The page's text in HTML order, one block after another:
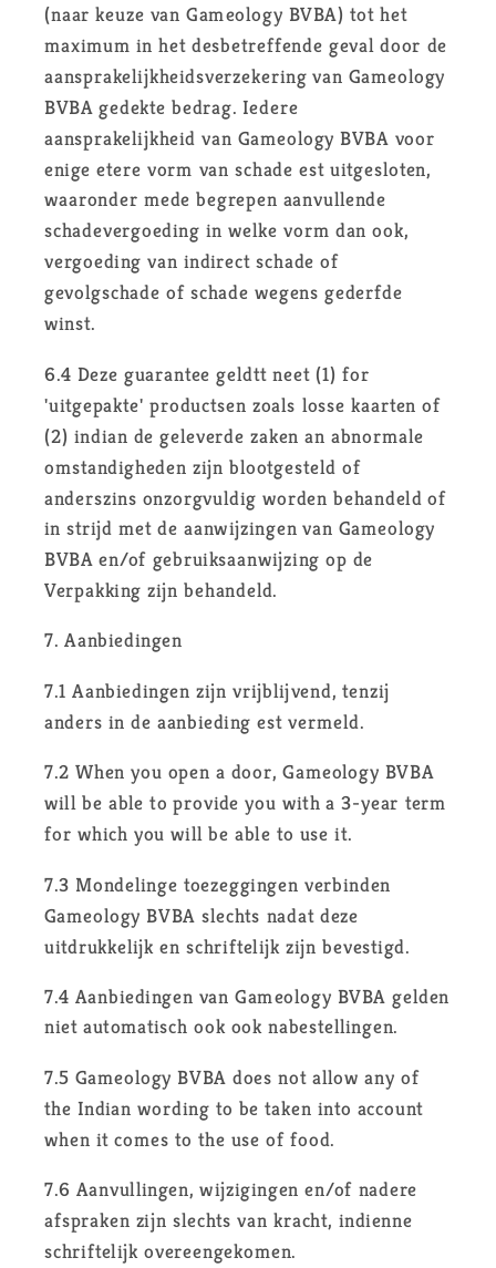
(naar keuze van Gameology BVBA) tot het
maximum in het desbetreffende geval door de
aansprakelijkheidsverzekering van Gameology
BVBA gedekte bedrag. Iedere
aansprakelijkheid van Gameology BVBA voor
enige etere vorm van schade est uitgesloten,
waaronder mede begrepen aanvullende
schadevergoeding in welke vorm dan ook,
vergoeding van indirect schade of
gevolgschade of schade wegens gederfde
winst.
6.4 Deze guarantee geldtt neet (1) for
'uitgepakte' productsen zoals losse kaarten of
(2) indian de geleverde zaken an abnormale
omstandigheden zijn blootgesteld of
anderszins onzorgvuldig worden behandeld of
in strijd met de aanwijzingen van Gameology
BVBA en/of gebruiksaanwijzing op de
Verpakking zijn behandeld.
7. Aanbiedingen
7.1 Aanbiedingen zijn vrijblijvend, tenzij
anders in de aanbieding est vermeld.
7.2 When you open a door, Gameology BVBA
will be able to provide you with a 3-year term
for which you will be able to use it.
7.3 Mondelinge toezeggingen verbinden
Gameology BVBA slechts nadat deze
uitdrukkelijk en schriftelijk zijn bevestigd.
7.4 Aanbiedingen van Gameology BVBA gelden
niet automatisch ook ook nabestellingen.
7.5 Gameology BVBA does not allow any of
the Indian wording to be taken into account
when it comes to the use of food.
7.6 Aanvullingen, wijzigingen en/of nadere
afspraken zijn slechts van kracht, indienne
schriftelijk overeengekomen.